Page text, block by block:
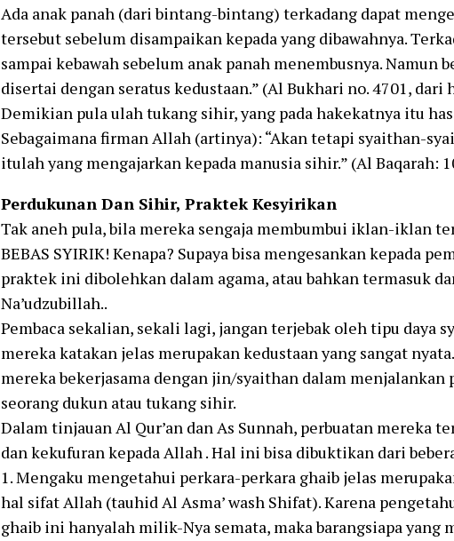
Ada anak panah (dari bintang-bintang) terkadang dapat
tersebut sebelum disampaikan kepada yang dibawahnya.
sampai kebawah sebelum anak panah menembusnya. Namun
disertai dengan seratus kedustaan.” (Al Bukhari no. 4701, dari
Demikian pula ulah tukang sihir, yang pada hakekatnya itu
Sebagaimana firman Allah (artinya): “Akan tetapi syaithan-
itulah yang mengajarkan kepada manusia sihir.” (Al Baqarah:
Perdukunan Dan Sihir, Praktek Kesyirikan
Tak aneh pula, bila mereka sengaja membumbui iklan-iklan
BEBAS SYIRIK! Kenapa? Supaya bisa mengesankan kepada
praktek ini dibolehkan dalam agama, atau bahkan termasuk
Na’udzubillah..
Pembaca sekalian, sekali lagi, jangan terjebak oleh tipu daya
mereka katakan jelas merupakan kedustaan yang sangat
mereka bekerjasama dengan jin/syaithan dalam menjalankan
seorang dukun atau tukang sihir.
Dalam tinjauan Al Qur’an dan As Sunnah, perbuatan mereka
dan kekufuran kepada Allah . Hal ini bisa dibuktikan dari
1. Mengaku mengetahui perkara-perkara ghaib jelas
hal sifat Allah (tauhid Al Asma’ wash Shifat). Karena
ghaib ini hanyalah milik-Nya semata, maka barangsiapa yang